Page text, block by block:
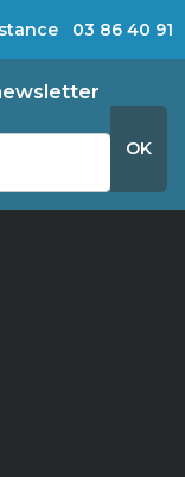
03 86 40 91
OK